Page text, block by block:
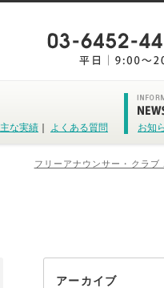
主な実績 よくある質問 お知
フリーアナウンサー・クラブ
アーカイブ